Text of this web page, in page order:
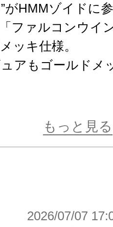
がHMMゾイドに
ファルコンウイ
ッキ仕様。
アもゴールドメ
みください。
ピットのキャノ
もっと見る
2026/07/07